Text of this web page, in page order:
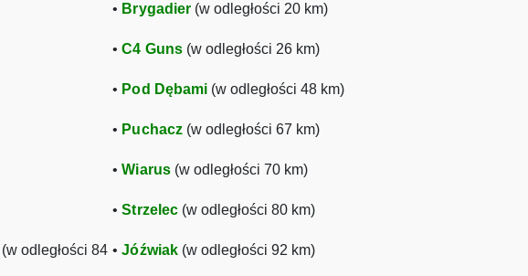
• Brygadier (w odległości 20 km)
•C4 Guns (w odległości 26 km)
• Pod Dębami (w odległości 48 km)
• Puchacz (w odległości 67 km)
•Wiarus(w odległości 70 km)
•Strzelec (w odległości 80 km)
(w odległości 84 •Jóźwiak (w odległości 92 km)